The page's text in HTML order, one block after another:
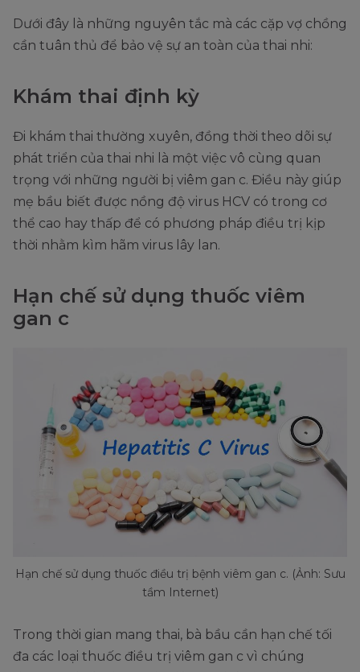
Dưới đây là những nguyên tắc mà các cặp vợ chồng
cần tuân thủ để bảo vệ sự an toàn của thai nhi:
Khám thai định kỳ
Đi khám thai thường xuyên, đồng thời theo dõi sự
phát triển của thai nhi là một việc vô cùng quan
trọng với những người bị viêm gan c. Điều này giúp
mẹ bầu biết được nồng độ virus HCV có trong cơ
thể cao hay thấp để có phương pháp điều trị kịp
thời nhằm kìm hãm virus lây lan.
Hạn chế sử dụng thuốc viêm
gan c
Hạn chế sử dụng thuốc điều trị bệnh viêm gan c. (Ảnh: Sưu
tầm Internet)
Trong thời gian mang thai, bà bầu cần hạn chế tối
đa các loại thuốc điều trị viêm gan c vì chúng